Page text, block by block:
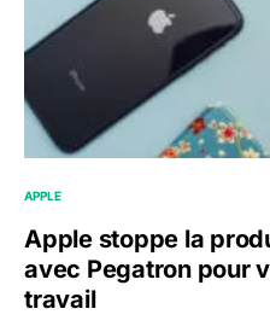
APPLE
Apple stoppe la
avec Pegatron pour
travail